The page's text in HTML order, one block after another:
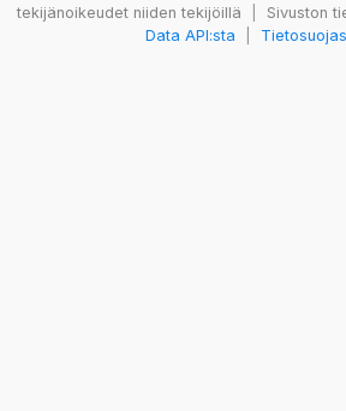
tekijänoikeudet niiden tekijöillä
Sivuston
Data API:sta